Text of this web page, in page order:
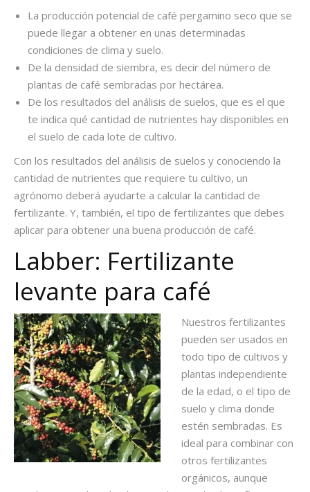
La producción potencial de café pergamino seco que se
puede llegar a obtener en unas determinadas
condiciones de clima y suelo.
De la densidad de siembra, es decir del número de
plantas de café sembradas por hectárea.
De los resultados del análisis de suelos, que es el que
te indica qué cantidad de nutrientes hay disponibles en
el suelo de cada lote de cultivo.
Con los resultados del análisis de suelos y conociendo la
cantidad de nutrientes que requiere tu cultivo, un
agrónomo deberá ayudarte a calcular la cantidad de
fertilizante. Y, también, el tipo de fertilizantes que debes
aplicar para obtener una buena producción de café.
Labber: Fertilizante
levante para café
Nuestros fertilizantes
pueden ser usados en
todo tipo de cultivos y
plantas independiente
de la edad, o el tipo de
suelo y clima donde
estén sembradas. Es
ideal para combinar con
otros fertilizantes
orgánicos, aunque